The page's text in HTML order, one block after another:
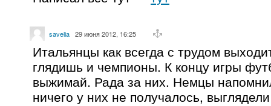
savelia 29 июня 2012, 16:25
Итальянцы как всегда с трудом
глядишь и чемпионы. К концу игры
выжимай. Рада за них. Немцы
ничего у них не получалось,